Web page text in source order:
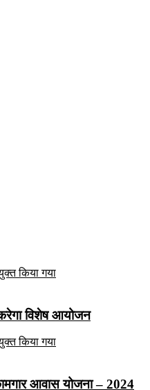
विशेष आयोजन
आवास योजना – 2024